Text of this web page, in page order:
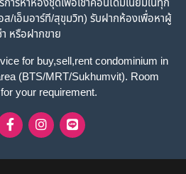
ารหาห้องชุดเพื่อเช่าคอนโดมิเนียมในทุก
ส/เอ็มอาร์ที/สุขุมวิท) รับฝากห้องเพื่อหาผู้
า หรือฝากขาย
for buy,sell,rent condominium in
(BTS/MRT/Sukhumvit). Room
your requirement.